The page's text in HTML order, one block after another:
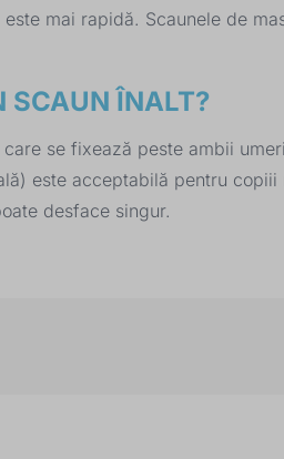
mai rapidă. Scaunele de
SCAUN ÎNALT?
se fixează peste ambii
este acceptabilă pentru
desface singur.